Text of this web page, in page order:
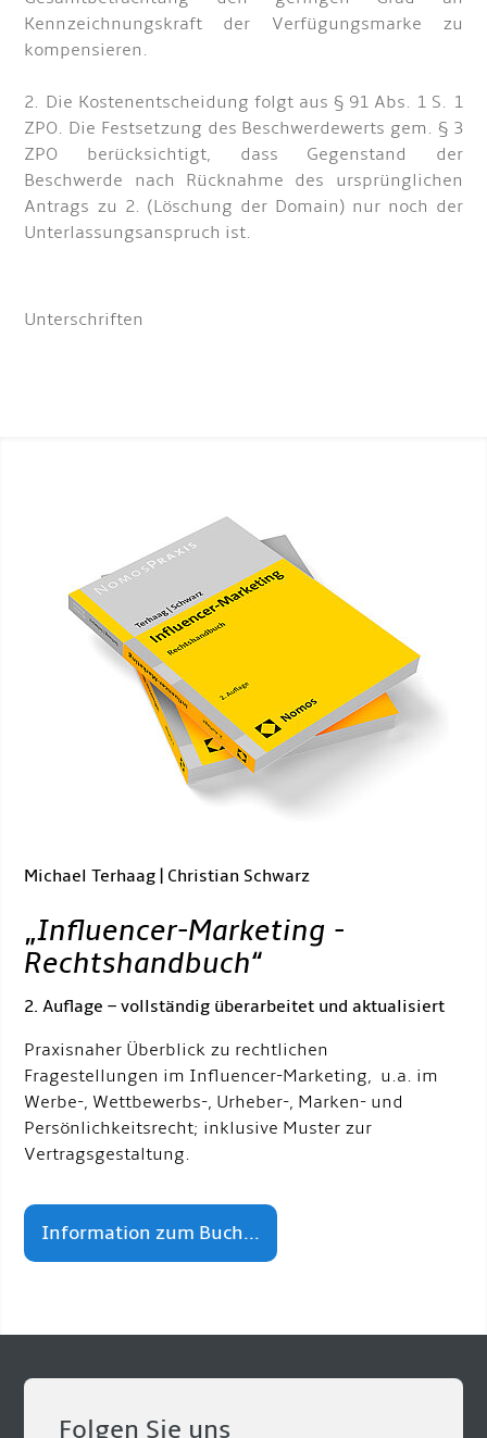
Kennzeichnungskraft der Verfügungsmarke zu
kompensieren.
2. Die Kostenentscheidung folgt aus § 91 Abs. 1 S. 1
ZPO. Die Festsetzung des Beschwerdewerts gem. § 3
ZPO berücksichtigt, dass Gegenstand der
Beschwerde nach Rücknahme des ursprünglichen
Antrags zu 2. (Löschung der Domain) nur noch der
Unterlassungsanspruch ist.
Unterschriften
Michael Terhaag | Christian Schwarz
„Influencer-Marketing -
Rechtshandbuch“
2. Auflage – vollständig überarbeitet und aktualisiert
Praxisnaher Überblick zu rechtlichen
Fragestellungen im Influencer-Marketing, u.a. im
Werbe-, Wettbewerbs-, Urheber-, Marken- und
Persönlichkeitsrecht; inklusive Muster zur
Vertragsgestaltung.
Information zum Buch...
Folgen Sie uns